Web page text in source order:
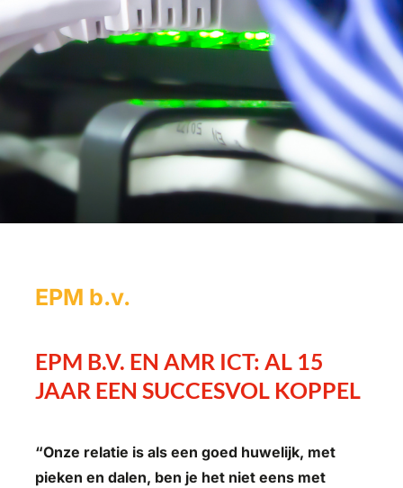
EPM b.v.
EPM B.V. EN AMR ICT: AL 15
JAAR EEN SUCCESVOL KOPPEL
“Onze relatie is als een goed huwelijk, met
pieken en dalen, ben je het niet eens met